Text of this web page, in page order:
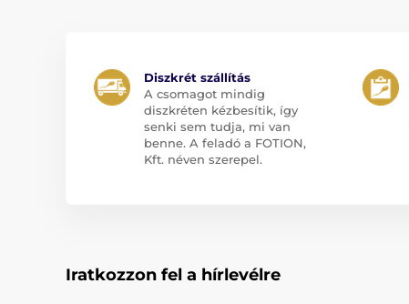
Diszkrét szállítás
A csomagot mindig
diszkréten kézbesítik, így
senki sem tudja, mi van
benne. A feladó a FOTION,
Kft. néven szerepel.
Iratkozzon fel a hírlevélre